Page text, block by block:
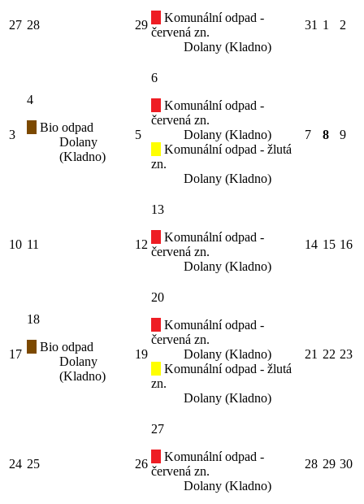
27 28 29
Komunální odpad -
červená zn.
Dolany (Kladno)
31 1 2
3
4
Bio odpad
Dolany
(Kladno)
5
6
Komunální odpad -
červená zn.
Dolany (Kladno)
Komunální odpad - žlutá
zn.
Dolany (Kladno)
7 8 9
10 11 12
13
Komunální odpad -
červená zn.
Dolany (Kladno)
14 15 16
17
18
Bio odpad
Dolany
(Kladno)
19
20
Komunální odpad -
červená zn.
Dolany (Kladno)
Komunální odpad - žlutá
zn.
Dolany (Kladno)
21 22 23
24 25 26
27
Komunální odpad -
červená zn.
Dolany (Kladno)
28 29 30